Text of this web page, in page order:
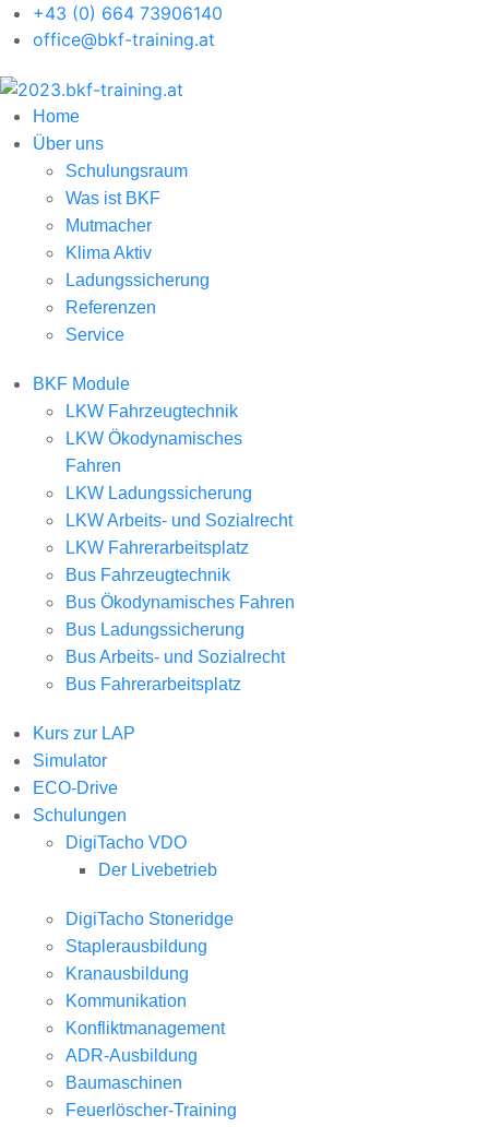
+43 (0) 664 73906140
office@bkf-training.at
Home
Über uns
Schulungsraum
Was ist BKF
Mutmacher
Klima Aktiv
Ladungssicherung
Referenzen
Service
BKF Module
LKW Fahrzeugtechnik
LKW Ökodynamisches
Fahren
LKW Ladungssicherung
LKW Arbeits- und Sozialrecht
LKW Fahrerarbeitsplatz
Bus Fahrzeugtechnik
Bus Ökodynamisches Fahren
Bus Ladungssicherung
Bus Arbeits- und Sozialrecht
Bus Fahrerarbeitsplatz
Kurs zur LAP
Simulator
ECO-Drive
Schulungen
DigiTacho VDO
Der Livebetrieb
DigiTacho Stoneridge
Staplerausbildung
Kranausbildung
Kommunikation
Konfliktmanagement
ADR-Ausbildung
Baumaschinen
Feuerlöscher-Training